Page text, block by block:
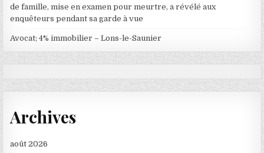
de famille, mise en examen pour meurtre, a révélé aux
enquêteurs pendant sa garde à vue
Avocat; 4% immobilier – Lons-le-Saunier
Archives
août 2026